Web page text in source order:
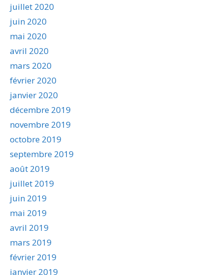
juillet 2020
juin 2020
mai 2020
avril 2020
mars 2020
février 2020
janvier 2020
décembre 2019
novembre 2019
octobre 2019
septembre 2019
août 2019
juillet 2019
juin 2019
mai 2019
avril 2019
mars 2019
février 2019
janvier 2019